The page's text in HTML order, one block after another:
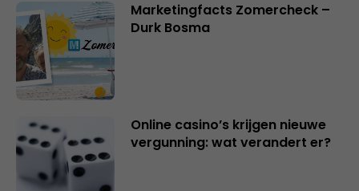
Marketingfacts Zomercheck –
Durk Bosma
Online casino’s krijgen nieuwe
vergunning: wat verandert er?